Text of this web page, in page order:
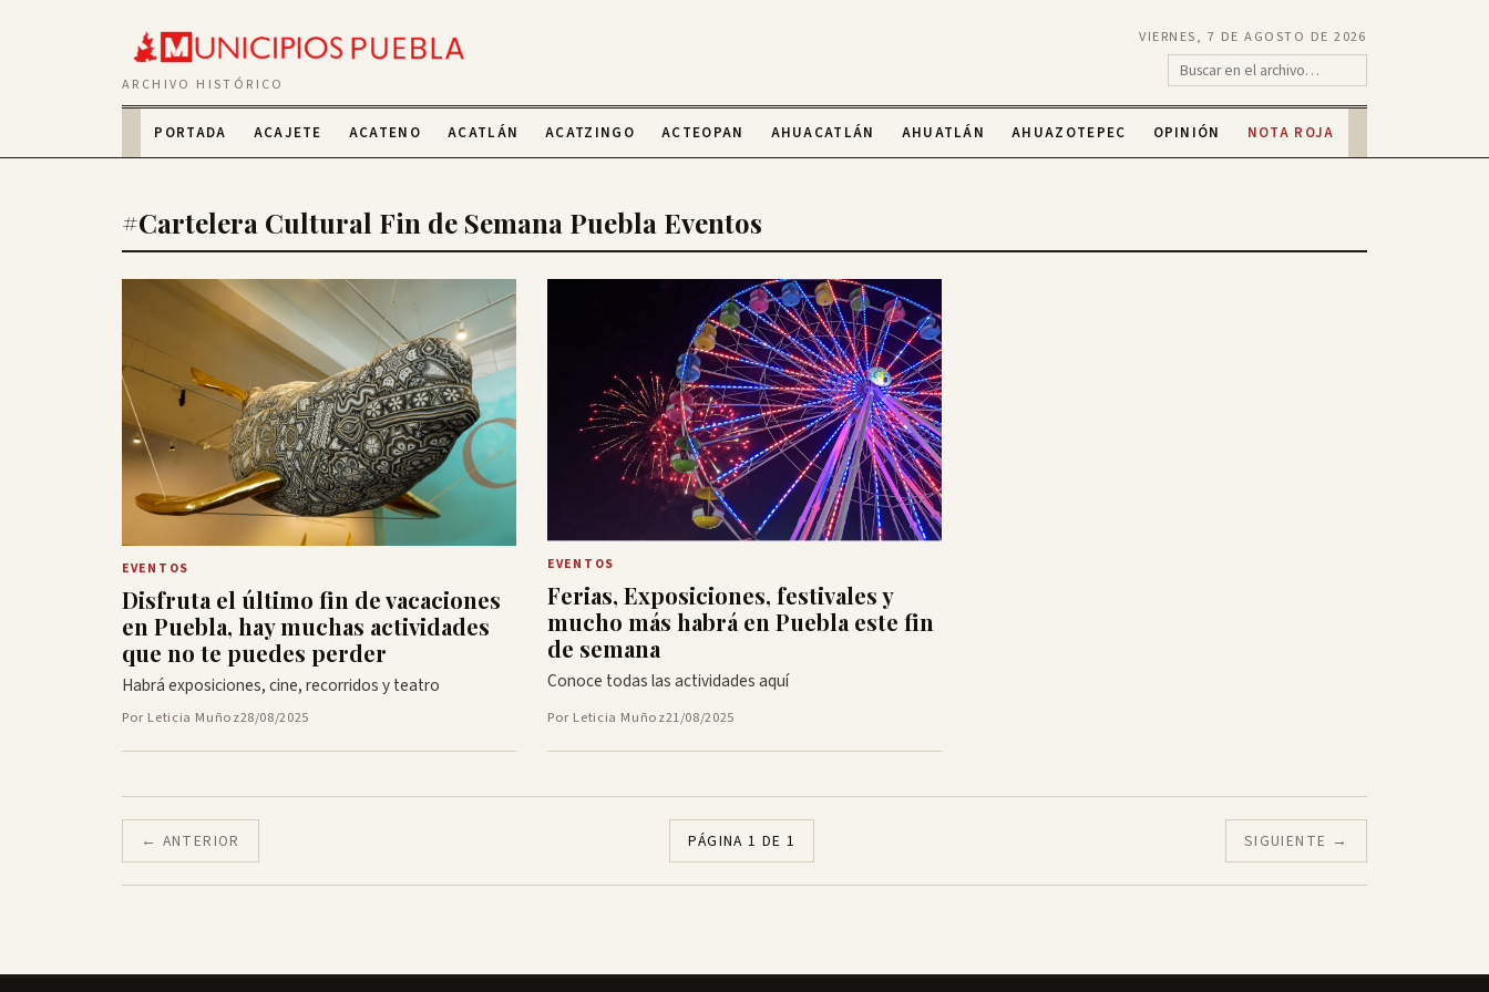
ARCHIVO HISTÓRICO
VIERNES, 7 DE AGOSTO DE 2026
PORTADA ACAJETE ACATENO ACATLÁN ACATZINGO ACTEOPAN AHUACATLÁN AHUATLÁN AHUAZOTEPEC OPINIÓN NOTA ROJA
#Cartelera Cultural Fin de Semana Puebla Eventos
EVENTOS
Disfruta el último fin de vacaciones
en Puebla, hay muchas actividades
que no te puedes perder
Habrá exposiciones, cine, recorridos y teatro
Por Leticia Muñoz28/08/2025
EVENTOS
Ferias, Exposiciones, festivales y
mucho más habrá en Puebla este fin
de semana
Conoce todas las actividades aquí
Por Leticia Muñoz21/08/2025
← ANTERIOR PÁGINA 1 DE 1 SIGUIENTE →